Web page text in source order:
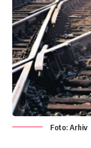
Foto: Arhiv